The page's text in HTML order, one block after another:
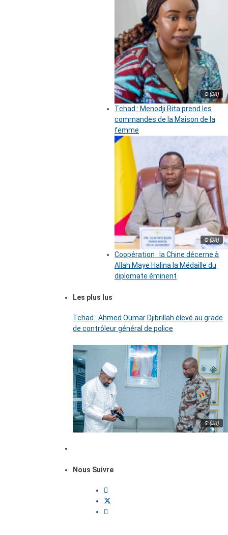
© (DR)
Tchad : Menodji Rita prend les
commandes de la Maison de la
femme
© (DR)
Coopération : la Chine décerne à
Allah Maye Halina la Médaille du
diplomate éminent
Les plus lus
Tchad : Ahmed Oumar Djibrillah élevé au grade
de contrôleur général de police
© (DR)
Nous Suivre